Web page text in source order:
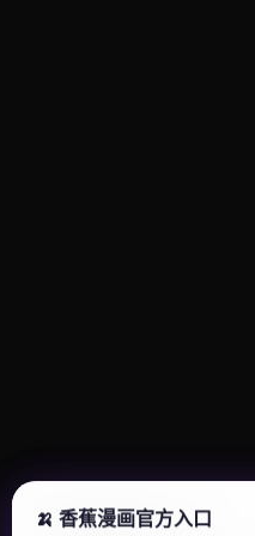
🍌 香蕉漫画官方入口
🍌 香蕉漫画官方入口